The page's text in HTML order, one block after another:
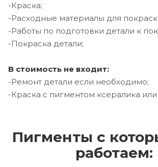
-Краска;
-Расходные материалы для
-Работы по подготовки детали к
-Покраска детали;
В стоимость не входит:
-Ремонт детали если необходимо;
-Краска с пигментом ксералика
Пигменты с
работаем: